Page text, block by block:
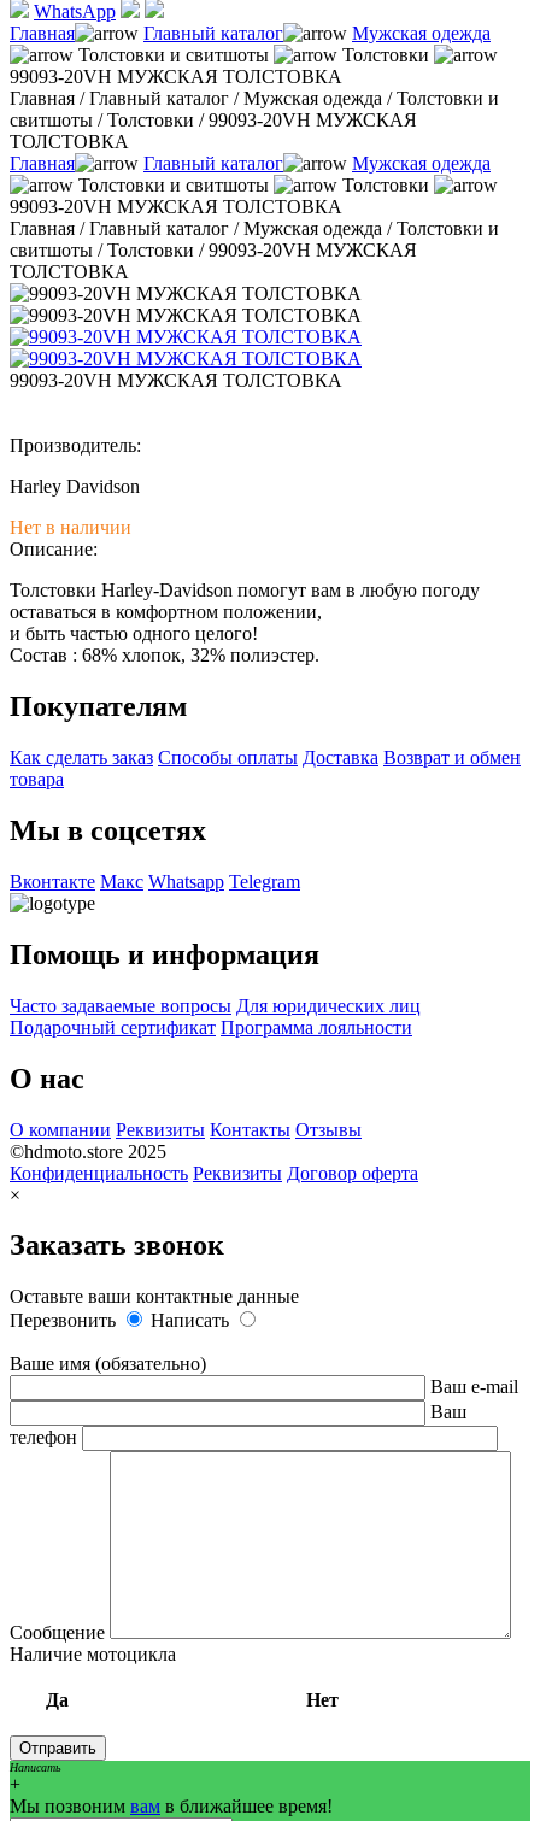
WhatsApp
Главная
Главный каталог
Мужская одежда
Толстовки и свитшоты
Толстовки
99093-20VH МУЖСКАЯ ТОЛСТОВКА
Главная /Главный каталог /Мужская одежда /Толстовки и
свитшоты /Толстовки /99093-20VH МУЖСКАЯ
ТОЛСТОВКА
Главная
Главный каталог
Мужская одежда
Толстовки и свитшоты
Толстовки
99093-20VH МУЖСКАЯ ТОЛСТОВКА
Главная /Главный каталог /Мужская одежда /Толстовки и
свитшоты /Толстовки /99093-20VH МУЖСКАЯ
ТОЛСТОВКА
99093-20VH МУЖСКАЯ ТОЛСТОВКА
Производитель:
Harley Davidson
Нет в наличии
Описание:
Толстовки Harley-Davidson помогут вам в любую погоду
оставаться в комфортном положении,
и быть частью одного целого!
Состав : 68% хлопок, 32% полиэстер.
Покупателям
Как сделать заказ Способы оплаты Доставка Возврат и обмен
товара
Мы в соцсетях
Вконтакте Макс Whatsapp Telegram
Помощь и информация
Часто задаваемые вопросы Для юридических лиц
Подарочный сертификат Программа лояльности
О нас
О компании Реквизиты Контакты Отзывы
©hdmoto.store 2025
Конфиденциальность Реквизиты Договор оферта
×
Заказать звонок
Оставьте ваши контактные данные
Перезвонить
Написать
Ваше имя (обязательно)
Ваш e-mail
Ваш
телефон
Сообщение
Наличие мотоцикла
Да Нет
Написать
+
Мы позвоним вам в ближайшее время!